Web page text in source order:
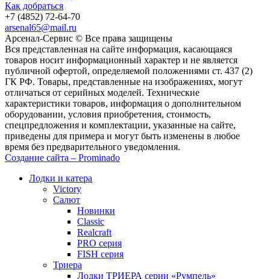
Как добраться
+7 (4852) 72-64-70
arsenal65@mail.ru
Aрсенал-Сервис © Все права защищены
Вся представленная на сайте информация, касающаяся
товаров носит информационный характер и не является
публичной офертой, определяемой положениями ст. 437 (2)
ГК РФ. Товары, представленные на изображениях, могут
отличаться от серийных моделей. Технические
характеристики товаров, информация о дополнительном
оборудовании, условия приобретения, стоимость,
спецпредложения и комплектации, указанные на сайте,
приведены для примера и могут быть изменены в любое
время без предварительного уведомления.
Создание сайта – Prominado
Лодки и катера
Victory
Салют
Новинки
Classic
Realcraft
PRO серия
FISH серия
Триера
Лодки ТРИЕРА серии «Румпель»